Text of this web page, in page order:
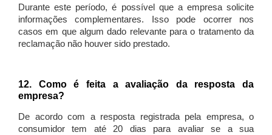
Durante este período, é possível que a empresa solicite
informações complementares. Isso pode ocorrer nos
casos em que algum dado relevante para o tratamento da
reclamação não houver sido prestado.
12. Como é feita a avaliação da resposta da
empresa?
De acordo com a resposta registrada pela empresa, o
consumidor tem até 20 dias para avaliar se a sua